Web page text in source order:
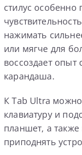
стилус особенно
нажимать
или мягче для
воссоздает
карандаша.
К Tab Ultra
клавиатуру и
планшет, а также
приподнять